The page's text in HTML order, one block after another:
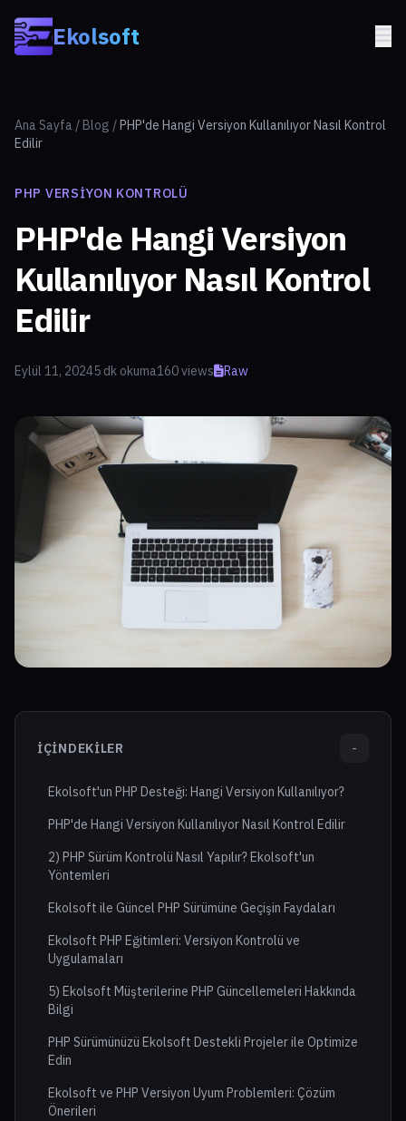
Ekolsoft
Ana Sayfa / Blog /PHP'de Hangi Versiyon Kullanılıyor Nasıl Kontrol
Edilir
PHP VERSIYON KONTROLÜ
PHP'de Hangi Versiyon
Kullanılıyor Nasıl Kontrol
Edilir
Eylül 11, 20245 dk okuma160 views Raw
İÇINDEKILER -
Ekolsoft'un PHP Desteği: Hangi Versiyon Kullanılıyor?
PHP'de Hangi Versiyon Kullanılıyor Nasıl Kontrol Edilir
2) PHP Sürüm Kontrolü Nasıl Yapılır? Ekolsoft'un
Yöntemleri
Ekolsoft ile Güncel PHP Sürümüne Geçişin Faydaları
Ekolsoft PHP Eğitimleri: Versiyon Kontrolü ve
Uygulamaları
5) Ekolsoft Müşterilerine PHP Güncellemeleri Hakkında
Bilgi
PHP Sürümünüzü Ekolsoft Destekli Projeler ile Optimize
Edin
Ekolsoft ve PHP Versiyon Uyum Problemleri: Çözüm
Önerileri